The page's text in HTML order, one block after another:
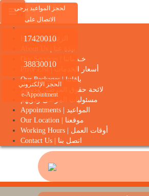
Home | الرئيسية
Our Services | خـدماتنا
Price List | أسعار الخدمات
Our Packages | باقاتنا
لائحة حقوق المرضى وذويهم
مسئوليات المرضى وذويهم
Appointments | المواعيد
Our Location | موقعنا
Working Hours | أوقات العمل
Contact Us | اتصل بنا
لحجز المواعيد يرجى
الاتصال على
17420010
38830010
الحجز الإلكتروني
e-Appointment